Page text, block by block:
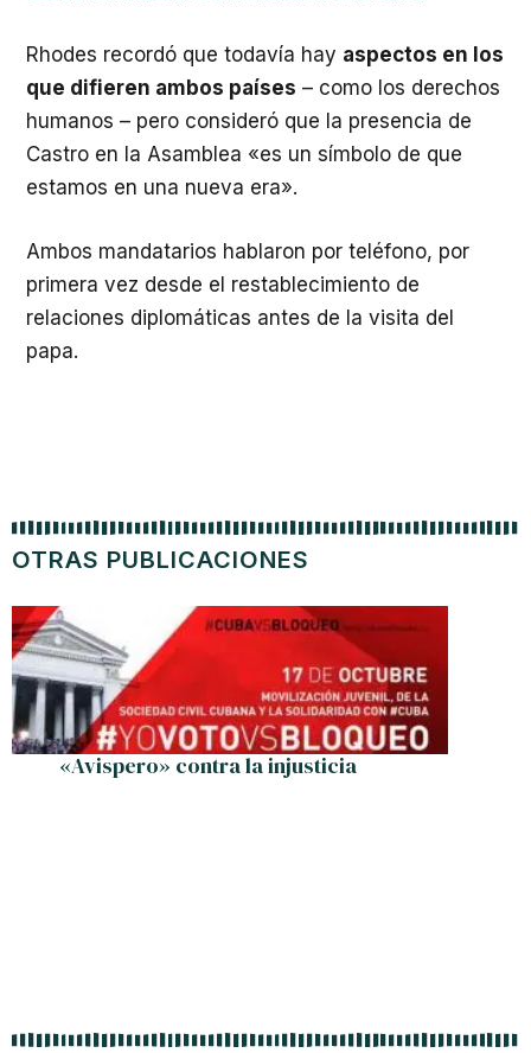
Rhodes recordó que todavía hay aspectos en los
que difieren ambos países – como los derechos
humanos – pero consideró que la presencia de
Castro en la Asamblea «es un símbolo de que
estamos en una nueva era».
Ambos mandatarios hablaron por teléfono, por
primera vez desde el restablecimiento de
relaciones diplomáticas antes de la visita del
papa.
OTRAS PUBLICACIONES
«Avispero» contra la injusticia